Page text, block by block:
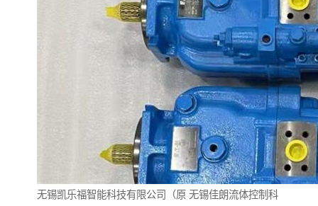
无锡凯乐福智能科技有限公司（原 无锡佳朗流体控制科